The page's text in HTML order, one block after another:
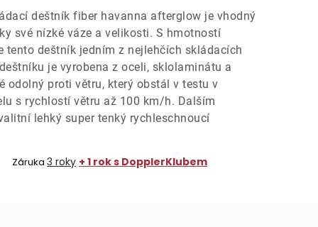
deštník fiber havanna afterglow je vhodný
své nízké váze a velikosti. S hmotností
tento deštník jedním z nejlehčích skládacích
je vyrobena z oceli, sklolaminátu a
odolný proti větru, který obstál v testu v
s rychlostí větru až 100 km/h. Dalším
lehký super tenký rychleschnoucí
Záruka 3 roky + 1 rok s DopplerKlubem